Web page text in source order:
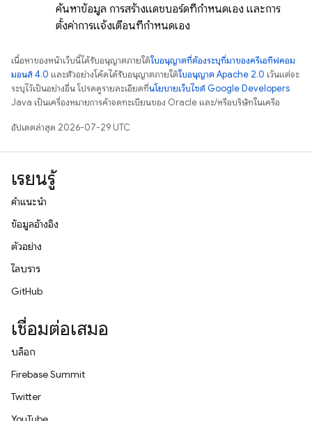
ค้นหาข้อมูล การสร้างแดชบอร์ดที่กำหนดเอง และการ
ตั้งค่าการแจ้งเตือนที่กำหนดเอง
เนื้อหาของหน้าเว็บนี้ได้รับอนุญาตภายใต้ใบอนุญาตที่ต้องระบุที่มาของครีเอทีฟคอม
มอนส์ 4.0 และตัวอย่างโค้ดได้รับอนุญาตภายใต้ใบอนุญาต Apache 2.0 เว้นแต่จะ
ระบุไว้เป็นอย่างอื่น โปรดดูรายละเอียดที่นโยบายเว็บไซต์ Google Developers
Java เป็นเครื่องหมายการค้าจดทะเบียนของ Oracle และ/หรือบริษัทในเครือ
อัปเดตล่าสุด 2026-07-29 UTC
เรียนรู้
คำแนะนำ
ข้อมูลอ้างอิง
ตัวอย่าง
ไลบรารี
GitHub
เชื่อมต่อเสมอ
บล็อก
Firebase Summit
Twitter